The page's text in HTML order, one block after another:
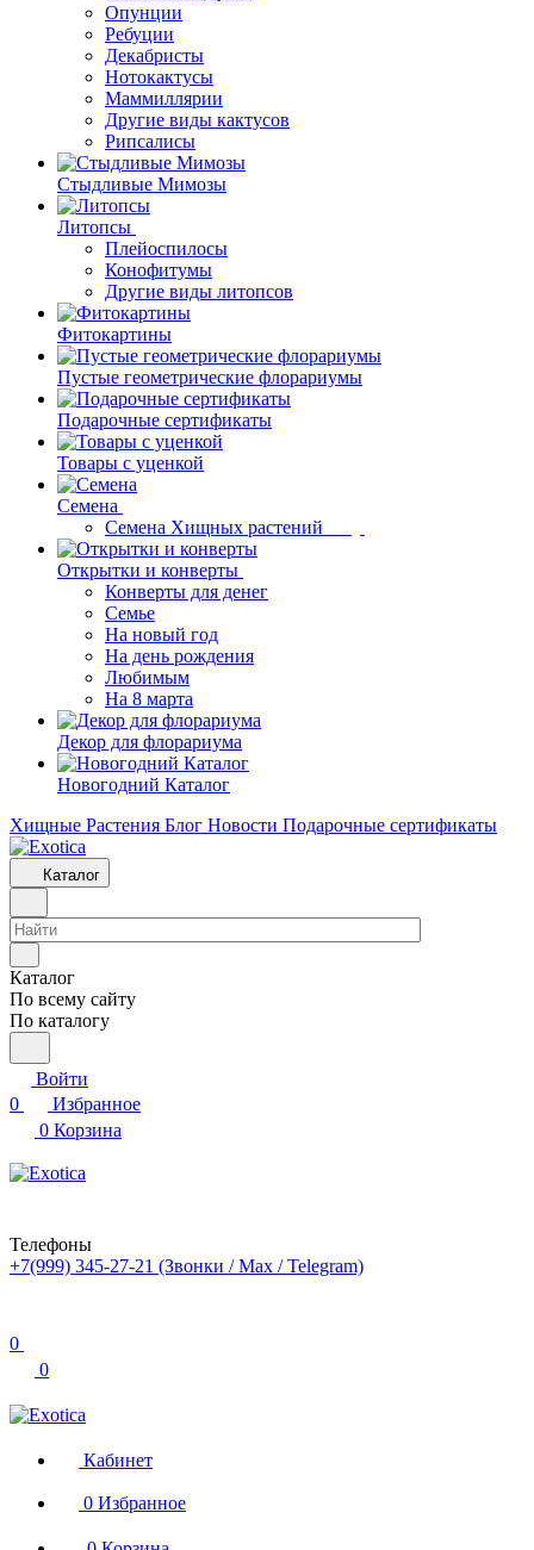
Опунции
Ребуции
Декабристы
Нотокактусы
Маммиллярии
Другие виды кактусов
Рипсалисы
Стыдливые Мимозы
Литопсы
Плейоспилосы
Конофитумы
Другие виды литопсов
Фитокартины
Пустые геометрические флорариумы
Подарочные сертификаты
Товары с уценкой
Семена
Семена Хищных растений
Открытки и конверты
Конверты для денег
Семье
На новый год
На день рождения
Любимым
На 8 марта
Декор для флорариума
Новогодний Каталог
Хищные Растения Блог Новости Подарочные сертификаты
Каталог
Каталог
По всему сайту
По каталогу
Войти
0
Избранное
0 Корзина
Телефоны
+7(999) 345-27-21 (Звонки / Max / Telegram)
0
0
Кабинет
0 Избранное